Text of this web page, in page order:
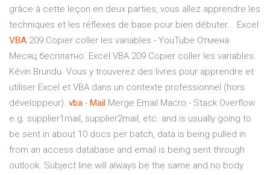
grâce à cette leçon en deux parties, vous allez apprendre les
techniques et les réflexes de base pour bien débuter... Excel
VBA 209 Copier coller les variables - YouTube Отмена.
Месяц бесплатно. Excel VBA 209 Copier coller les variables.
Kévin Brundu. Vous y trouverez des livres pour apprendre et
utiliser Excel et VBA dans un contexte professionnel (hors
développeur). vba - Mail Merge Email Macro - Stack Overflow
e.g. supplier1mail, supplier2mail, etc. and is usually going to
be sent in about 10 docs per batch, data is being pulled in
from an access database and email is being sent through
outlook. Subject line will always be the same and no body